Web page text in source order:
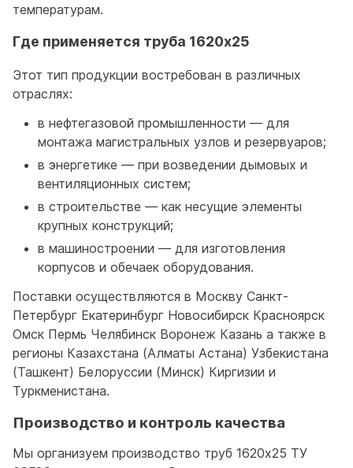
температурам.
Где применяется труба 1620x25
Этот тип продукции востребован в различных
отраслях:
в нефтегазовой промышленности — для
монтажа магистральных узлов и резервуаров;
в энергетике — при возведении дымовых и
вентиляционных систем;
в строительстве — как несущие элементы
крупных конструкций;
в машиностроении — для изготовления
корпусов и обечаек оборудования.
Поставки осуществляются в Москву Санкт-
Петербург Екатеринбург Новосибирск Красноярск
Омск Пермь Челябинск Воронеж Казань а также в
регионы Казахстана (Алматы Астана) Узбекистана
(Ташкент) Белоруссии (Минск) Киргизии и
Туркменистана.
Производство и контроль качества
Мы организуем производство труб 1620x25 ТУ